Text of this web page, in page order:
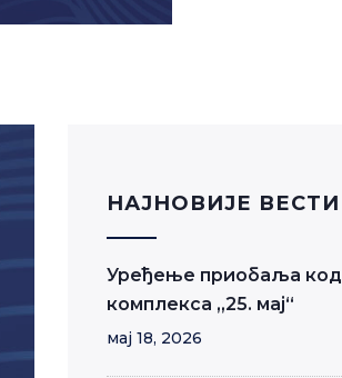
НАЈНОВИЈЕ ВЕСТИ
Уређење приобаља код
комплекса „25. мај“
мај 18, 2026